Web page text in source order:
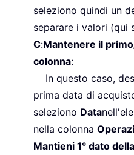
seleziono quindi un
separare i valori (qui
C:Mantenere il
colonna:
In questo caso,
prima data di
seleziono Data
nella colonna
Mantieni 1° dato